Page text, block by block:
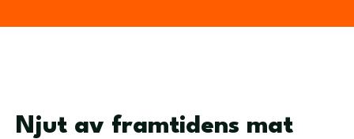
Njut av framtidens mat